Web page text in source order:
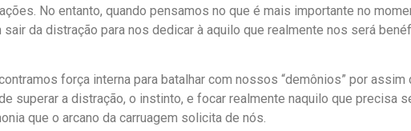
No entanto, quando pensamos no que é mais importante no
da distração para nos dedicar à aquilo que realmente nos será
força interna para batalhar com nossos “demônios” por assim
superar a distração, o instinto, e focar realmente naquilo que precisa
que o arcano da carruagem solicita de nós.